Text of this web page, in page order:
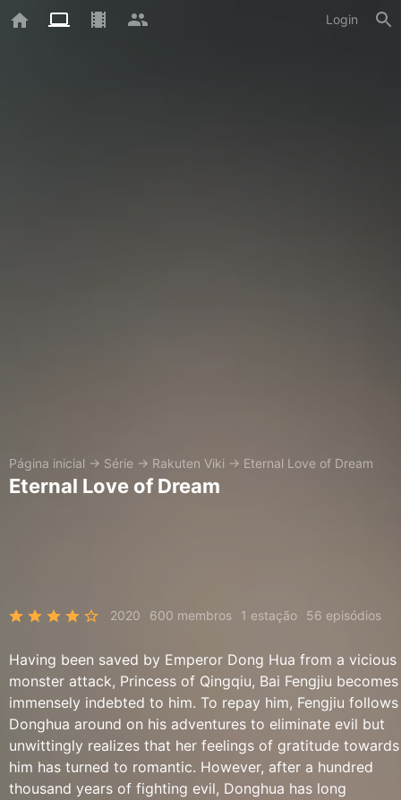
Login
Página inicial → Série → Rakuten Viki → Eternal Love of Dream
Eternal Love of Dream
2020 600 membros 1 estação 56 episódios
Having been saved by Emperor Dong Hua from a vicious
monster attack, Princess of Qingqiu, Bai Fengjiu becomes
immensely indebted to him. To repay him, Fengjiu follows
Donghua around on his adventures to eliminate evil but
unwittingly realizes that her feelings of gratitude towards
him has turned to romantic. However, after a hundred
thousand years of fighting evil, Donghua has long